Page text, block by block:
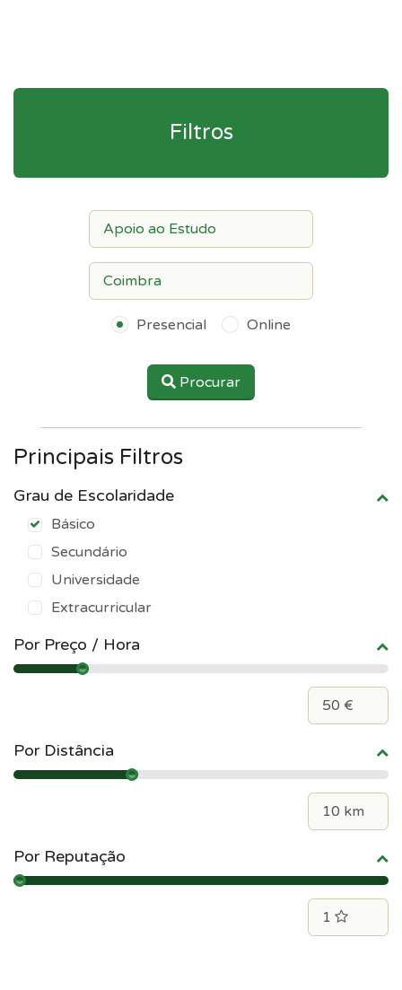
Filtros
Presencial Online
Procurar
Principais Filtros
Grau de Escolaridade
Básico
Secundário
Universidade
Extracurricular
Por Preço / Hora
Por Distância
Por Reputação